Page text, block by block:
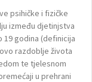
psihičke i fizičke
između djetinjstva
godina (definicija
razdoblje života
te tjelesnom
u prehrani